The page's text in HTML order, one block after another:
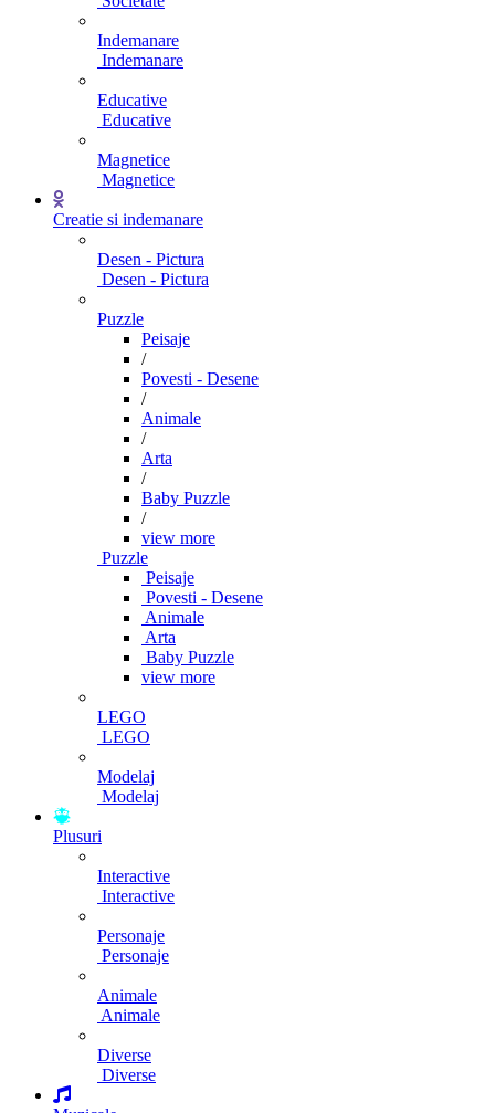
Indemanare
Indemanare
Educative
Educative
Magnetice
Magnetice
Creatie si indemanare
Desen - Pictura
Desen - Pictura
Puzzle
Peisaje
/
Povesti - Desene
/
Animale
/
Arta
/
Baby Puzzle
/
view more
Puzzle
Peisaje
Povesti - Desene
Animale
Arta
Baby Puzzle
view more
LEGO
LEGO
Modelaj
Modelaj
Plusuri
Interactive
Interactive
Personaje
Personaje
Animale
Animale
Diverse
Diverse